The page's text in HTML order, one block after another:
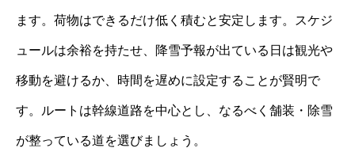
ます。荷物はできるだけ低く積むと安定します。スケジ
ュールは余裕を持たせ、降雪予報が出ている日は観光や
移動を避けるか、時間を遅めに設定することが賢明で
す。ルートは幹線道路を中心とし、なるべく舗装・除雪
が整っている道を選びましょう。